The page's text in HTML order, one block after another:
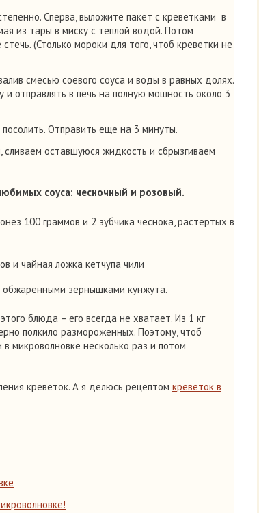
Сперва, выложите пакет с креветками в
из тары в миску с теплой водой. Потом
(Столько мороки для того, чтоб креветки не
смесью соевого соуса и воды в равных долях.
и отправлять в печь на полную мощность около 3
Отправить еще на 3 минуты.
оставшуюся жидкость и сбрызгиваем
соуса: чесночный и розовый.
100 граммов и 2 зубчика чеснока, растертых в
и чайная ложка кетчупа чили
обжаренными зернышками кунжута.
блюда – его всегда не хватает. Из 1 кг
полкило размороженных. Поэтому, чтоб
микроволновке несколько раз и потом
креветок. А я делюсь рецептом креветок в